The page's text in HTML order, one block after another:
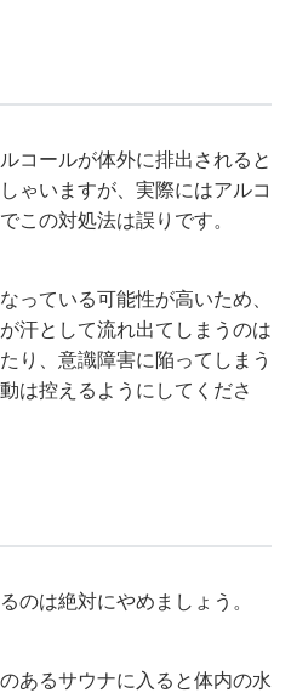
コールが体外に排出されると
ゃいますが、実際にはアルコ
この対処法は誤りです。
っている可能性が高いため、
汗として流れ出てしまうのは
り、意識障害に陥ってしまう
は控えるようにしてくださ
のは絶対にやめましょう。
あるサウナに入ると体内の水